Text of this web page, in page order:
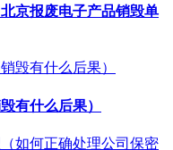
京报废电子产品销毁单
有什么后果）